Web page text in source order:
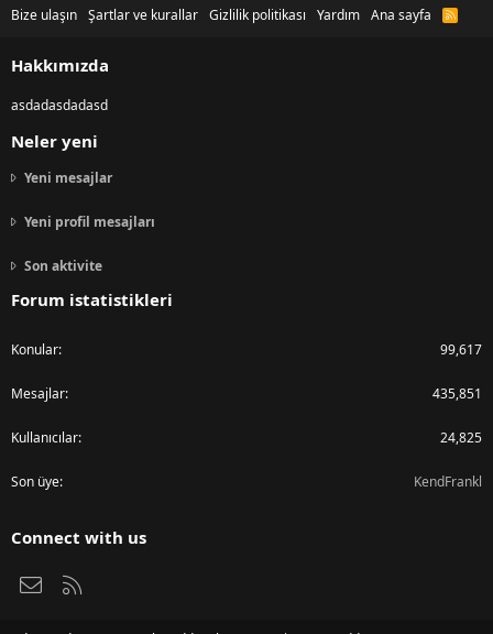
Bize ulaşın Şartlar ve kurallar Gizlilik politikası Yardım Ana sayfa
R
Hakkımızda
asdadasdadasd
Neler yeni
Yeni mesajlar
Yeni profil mesajları
Son aktivite
Forum istatistikleri
Konular 99,617
Mesajlar 435,851
Kullanıcılar 24,825
Son üye KendFrankl
Connect with us
Bize ulaşın